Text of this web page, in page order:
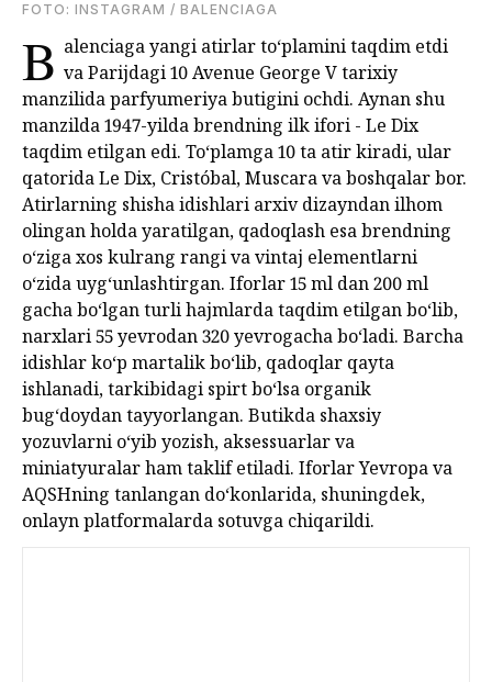
FOTO: INSTAGRAM / BALENCIAGA
B alenciaga yangi atirlar to‘plamini taqdim etdi
va Parijdagi 10 Avenue George V tarixiy
manzilida parfyumeriya butigini ochdi. Aynan shu
manzilda 1947-yilda brendning ilk ifori - Le Dix
taqdim etilgan edi. To‘plamga 10 ta atir kiradi, ular
qatorida Le Dix, Cristóbal, Muscara va boshqalar bor.
Atirlarning shisha idishlari arxiv dizayndan ilhom
olingan holda yaratilgan, qadoqlash esa brendning
o‘ziga xos kulrang rangi va vintaj elementlarni
o‘zida uyg‘unlashtirgan. Iforlar 15 ml dan 200 ml
gacha bo‘lgan turli hajmlarda taqdim etilgan bo‘lib,
narxlari 55 yevrodan 320 yevrogacha bo‘ladi. Barcha
idishlar ko‘p martalik bo‘lib, qadoqlar qayta
ishlanadi, tarkibidagi spirt bo‘lsa organik
bug‘doydan tayyorlangan. Butikda shaxsiy
yozuvlarni o‘yib yozish, aksessuarlar va
miniatyuralar ham taklif etiladi. Iforlar Yevropa va
AQSHning tanlangan do‘konlarida, shuningdek,
onlayn platformalarda sotuvga chiqarildi.